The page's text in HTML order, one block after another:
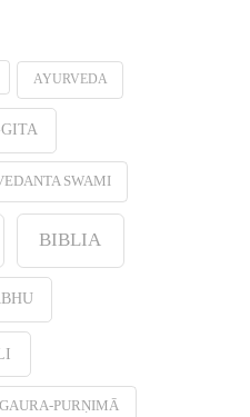
AYURVEDA
SWAMI
BIBLIA
GAURA-PURṆIMĀ